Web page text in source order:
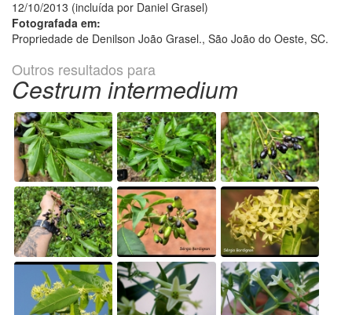
12/10/2013 (incluída por Daniel Grasel)
Fotografada em:
Propriedade de Denilson João Grasel., São João do Oeste, SC.
Outros resultados para
Cestrum intermedium